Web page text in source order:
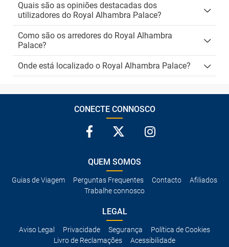
Quais são as opiniões destacadas dos
utilizadores do Royal Alhambra Palace?
Como são os arredores do Royal Alhambra
Palace?
Onde está localizado o Royal Alhambra Palace?
CONECTE CONNOSCO
QUEM SOMOS
Guias de Viagem Perguntas Frequentes Contacto
Afiliados
Trabalhe connosco
LEGAL
Aviso Legal Privacidade Segurança
Política de Cookies
Livro de Reclamações
Acessibilidade